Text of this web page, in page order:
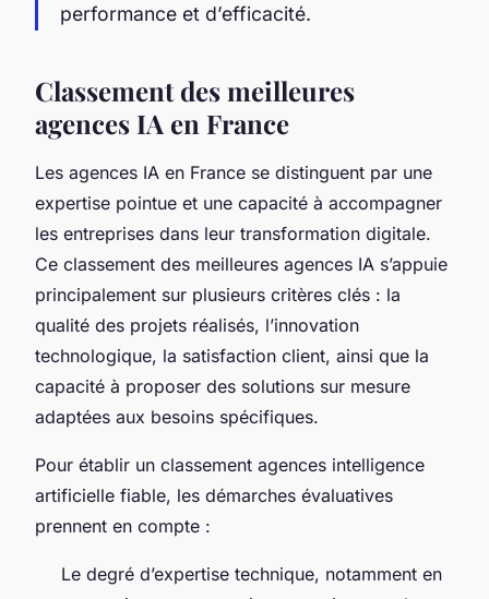
performance et d’efficacité.
Classement des meilleures
agences IA en France
Les agences IA en France se distinguent par une
expertise pointue et une capacité à accompagner
les entreprises dans leur transformation digitale.
Ce classement des meilleures agences IA s’appuie
principalement sur plusieurs critères clés : la
qualité des projets réalisés, l’innovation
technologique, la satisfaction client, ainsi que la
capacité à proposer des solutions sur mesure
adaptées aux besoins spécifiques.
Pour établir un classement agences intelligence
artificielle fiable, les démarches évaluatives
prennent en compte :
Le degré d’expertise technique, notamment en